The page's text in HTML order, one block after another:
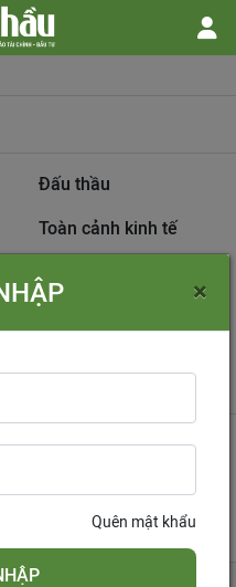
Đấu thầu
Toàn cảnh kinh tế
Dự án đầu tư
Liên hệ quảng cáo
tử
Đăng ký diễn đàn
×
Quên mật khẩu